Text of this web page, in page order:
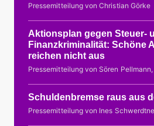
Pressemitteilung von Christian Görke
Aktionsplan gegen Steuer-
Finanzkriminalität: Schöne
reichen nicht aus
Pressemitteilung von Sören
Schuldenbremse raus aus
Pressemitteilung von Ines